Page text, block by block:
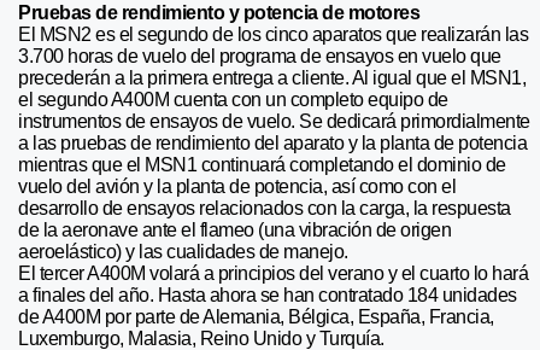
Pruebas de rendimiento y potencia de motores
El MSN2 es el segundo de los cinco aparatos que realizarán las
3.700 horas de vuelo del programa de ensayos en vuelo que
precederán a la primera entrega a cliente. Al igual que el MSN1,
el segundo A400M cuenta con un completo equipo de
instrumentos de ensayos de vuelo. Se dedicará primordialmente
a las pruebas de rendimiento del aparato y la planta de potencia
mientras que el MSN1 continuará completando el dominio de
vuelo del avión y la planta de potencia, así como con el
desarrollo de ensayos relacionados con la carga, la respuesta
de la aeronave ante el flameo (una vibración de origen
aeroelástico) y las cualidades de manejo.
El tercer A400M volará a principios del verano y el cuarto lo hará
a finales del año. Hasta ahora se han contratado 184 unidades
de A400M por parte de Alemania, Bélgica, España, Francia,
Luxemburgo, Malasia, Reino Unido y Turquía.